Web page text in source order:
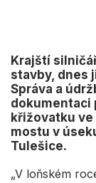
Krajští
stavby, dnes
Správa a
dokumentaci
křižovatku
mostu v
Tulešice.
„V loňském